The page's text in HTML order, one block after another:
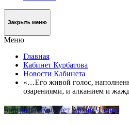
Закрыть меню
Меню
Главная
Кабинет Курбатова
Новости Кабинета
«…Его живой голос,
озарениями, и алканием и
БиографияКабинетАрхивЧтения